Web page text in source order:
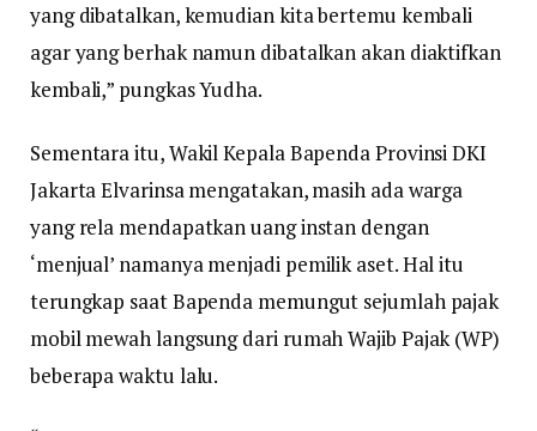
yang dibatalkan, kemudian kita bertemu kembali
agar yang berhak namun dibatalkan akan diaktifkan
kembali,” pungkas Yudha.
Sementara itu, Wakil Kepala Bapenda Provinsi DKI
Jakarta Elvarinsa mengatakan, masih ada warga
yang rela mendapatkan uang instan dengan
‘menjual’ namanya menjadi pemilik aset. Hal itu
terungkap saat Bapenda memungut sejumlah pajak
mobil mewah langsung dari rumah Wajib Pajak (WP)
beberapa waktu lalu.